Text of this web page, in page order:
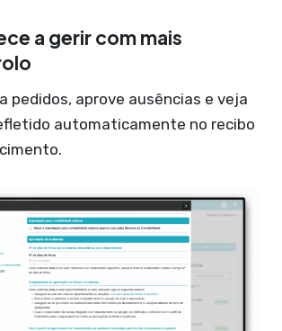
a gerir com mais
pedidos, aprove ausências e veja
automaticamente no recibo